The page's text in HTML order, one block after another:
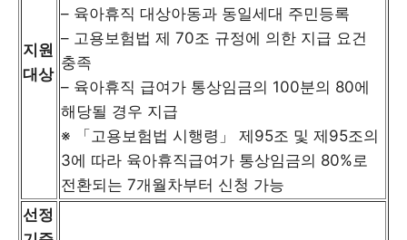
지원
대상
– 육아휴직 대상아동과 동일세대 주민등록
– 고용보험법 제 70조 규정에 의한 지급 요건
충족
– 육아휴직 급여가 통상임금의 100분의 80에
해당될 경우 지급
※ 「고용보험법 시행령」 제95조 및 제95조의
3에 따라 육아휴직급여가 통상임금의 80%로
전환되는 7개월차부터 신청 가능
선정